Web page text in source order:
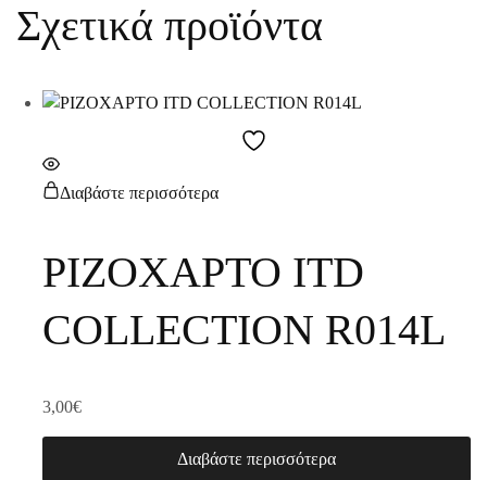
Σχετικά προϊόντα
Διαβάστε περισσότερα
ΡΙΖΟΧΑΡΤΟ ITD
COLLECTION R014L
3,00€
Διαβάστε περισσότερα